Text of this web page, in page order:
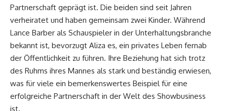
Partnerschaft geprägt ist. Die beiden sind seit Jahren
verheiratet und haben gemeinsam zwei Kinder. Während
Lance Barber als Schauspieler in der Unterhaltungsbranche
bekannt ist, bevorzugt Aliza es, ein privates Leben fernab
der Öffentlichkeit zu führen. Ihre Beziehung hat sich trotz
des Ruhms ihres Mannes als stark und beständig erwiesen,
was für viele ein bemerkenswertes Beispiel für eine
erfolgreiche Partnerschaft in der Welt des Showbusiness
ist.